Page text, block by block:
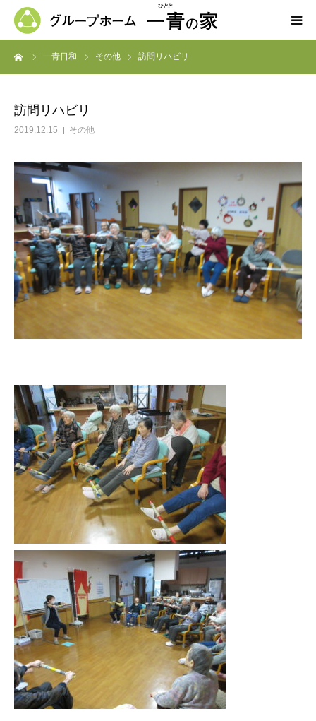
一青日和 その他 訪問リハビリ
訪問リハビリ
2019.12.15 その他
ホーム
ブログ
よくある質問
お問い合わせ